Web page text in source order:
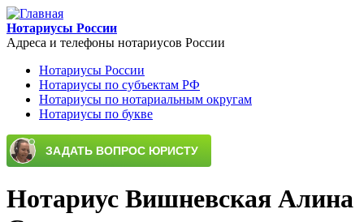
Перейти к основному содержанию
Нотариусы России
Адреса и телефоны нотариусов России
Main menu
Нотариусы России
Нотариусы по субъектам РФ
Нотариусы по нотариальным округам
Нотариусы по букве
Нотариус Вишневская Алина